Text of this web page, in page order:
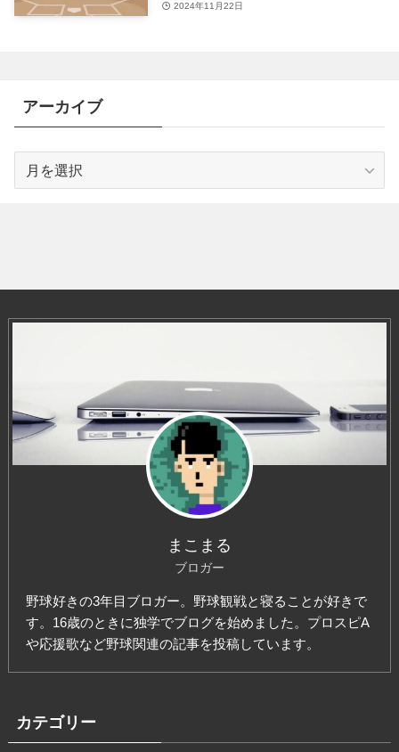
2024年11月22日
アーカイブ
まこまる
ブロガー
野球好きの3年目ブロガー。野球観戦と寝ることが好きで
す。16歳のときに独学でブログを始めました。プロスピA
や応援歌など野球関連の記事を投稿しています。
カテゴリー